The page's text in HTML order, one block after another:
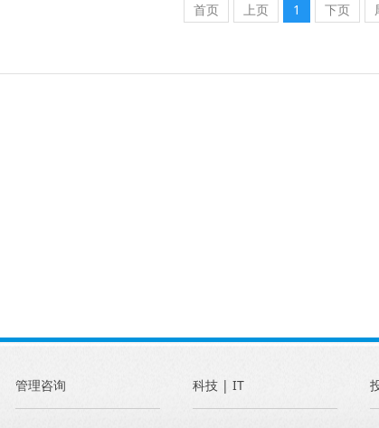
首页 上页 1 下页
管理咨询 科技 | IT